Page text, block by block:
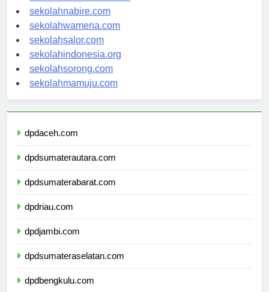
sekolahmanokwari.com
sekolahnabire.com
sekolahwamena.com
sekolahsalor.com
sekolahindonesia.org
sekolahsorong.com